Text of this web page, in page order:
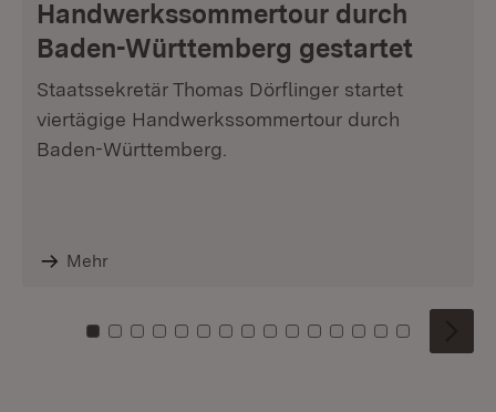
Handwerkssommertour durch
Baden-Württemberg gestartet
Staatssekretär Thomas Dörflinger startet
viertägige Handwerkssommertour durch
Baden-Württemberg.
Mehr
Zu Kachel: 0
Zu Kachel: 1
Zu Kachel: 2
Zu Kachel: 3
Zu Kachel: 4
Zu Kachel: 5
Zu Kachel: 6
Zu Kachel: 7
Zu Kachel: 8
Zu Kachel: 9
Zu Kachel: 10
Zu Kachel: 11
Zu Kachel: 12
Zu Kachel:
Zu